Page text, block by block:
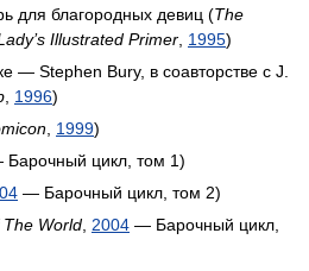
для благородных девиц (The
Illustrated Primer 1995)
— Stephen Bury, в соавторстве с J.
1996)
1999)
цикл, том 1)
— Барочный цикл, том 2)
World 2004 — Барочный цикл,